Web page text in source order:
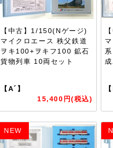
【中古】1/150(Nゲージ)
マイクロエース 秩父鉄道
ヲキ100+ヲキフ100 鉱石
貨物列車 10両セット
【A´】
15,400円(税込)
NEW